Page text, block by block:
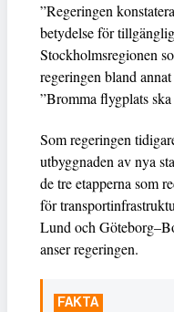
”Regeringen
betydelse för
Stockholmsregionen
regeringen bland
”Bromma flygplats
Som regeringen
utbyggnaden av nya
de tre etapperna som
för
Lund och
anser regeringen.